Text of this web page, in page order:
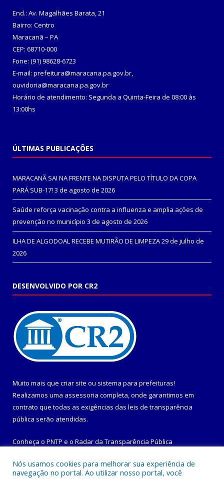
End.: Av. Magalhães Barata, 21
Bairro: Centro
Maracanã – PA
CEP: 68710-000
Fone: (91) 98628-6723
E-mail: prefeitura@maracana.pa.gov.br,
ouvidoria@maracana.pa.gov.br
Horário de atendimento: Segunda a Quinta-Feira de 08:00 às
13:00hs
ÚLTIMAS PUBLICAÇÕES
MARACANÃ SAI NA FRENTE NA DISPUTA PELO TÍTULO DA COPA
PARÁ SUB-17! 3 de agosto de 2026
Saúde reforça vacinação contra a influenza e amplia ações de
prevenção no município 3 de agosto de 2026
ILHA DE ALGODOAL RECEBE MUTIRÃO DE LIMPEZA29 de julho de
2026
DESENVOLVIDO POR CR2
Muito mais que criar site ou sistema para prefeituras!
Realizamos uma assessoria completa, onde garantimos em
contrato que todas as exigências das leis de transparência
pública serão atendidas.
Conheça o PNTP e o Radar da Transparência Pública
Nós usamos cookies para melhorar sua experiência de
navegação no portal. Ao utilizar nosso portal, você